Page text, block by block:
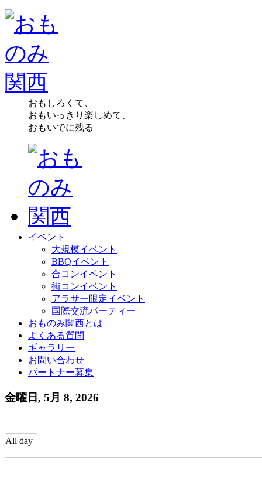
おもしろくて、
おもいっきり楽しめて、
おもいでに残る
イベント
大規模イベント
BBQイベント
合コンイベント
街コンイベント
アラサー限定イベント
国際交流パーティー
おものみ関西とは
よくある質問
ギャラリー
お問い合わせ
パートナー募集
金曜日, 5月 8, 2026
All day